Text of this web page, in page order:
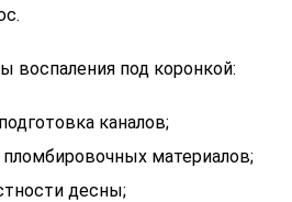
воспаления под коронкой:
каналов;
пломбировочных материалов;
десны;